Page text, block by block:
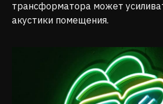
трансформатора может
акустики помещения.